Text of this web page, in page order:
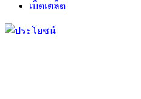
เบ็ดเตล็ด